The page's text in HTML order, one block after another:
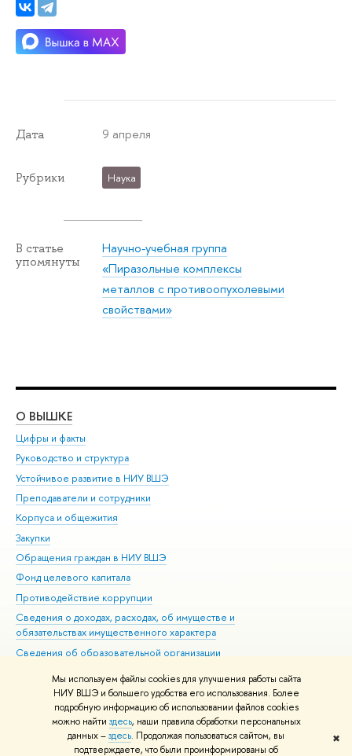
Мы используем файлы cookies для улучшения работы сайта
НИУ ВШЭ и большего удобства его использования. Более
подробную информацию об использовании файлов cookies
можно найти здесь, наши правила обработки персональных
данных –здесь. Продолжая пользоваться сайтом, вы
подтверждаете, что были проинформированы об
✖
Дата 9 апреля
Рубрики Наука
В статье
упомянуты
Научно-учебная группа
«Пиразольные комплексы
металлов с противоопухолевыми
свойствами»
О ВЫШКЕ
Цифры и факты
Руководство и структура
Устойчивое развитие в НИУ ВШЭ
Преподаватели и сотрудники
Корпуса и общежития
Закупки
Обращения граждан в НИУ ВШЭ
Фонд целевого капитала
Противодействие коррупции
Сведения о доходах, расходах, об имуществе и
обязательствах имущественного характера
Сведения об образовательной организации
Людям с ограниченными возможностями здоровья
Единая платежная страница
Работа в Вышке